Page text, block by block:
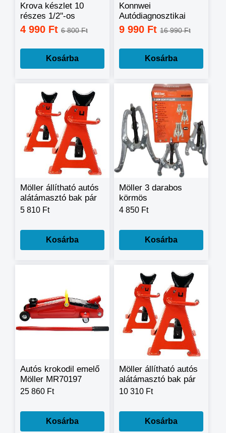
Krova készlet 10
részes 1/2''-os
4 990 Ft 6 800 Ft
Kosárba
Konnwei
Autódiagnosztikai
szkenner – hibakód
olvasó és törlő,
9 990 Ft 16 990 Ft
Kosárba
Möller állítható autós
alátámasztó bak pár
3T teherbírással
5 810 Ft
Kosárba
Möller 3 darabos
körmös
csapágylehúzó
150mm - 100mm -
75mm /
4 850 Ft
Kosárba
Autós krokodil emelő
Möller MR70197
2,5T emelőerővel
25 860 Ft
Kosárba
Möller állítható autós
alátámasztó bak pár
6T teherbírással
10 310 Ft
Kosárba